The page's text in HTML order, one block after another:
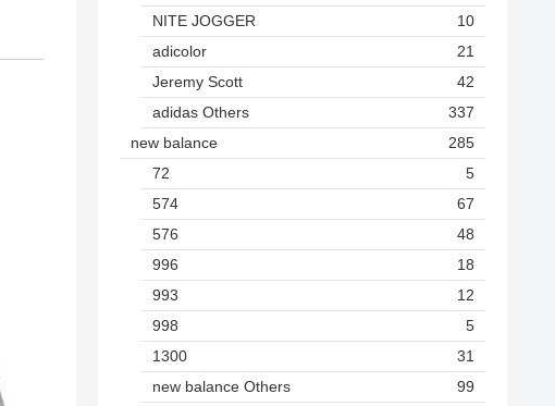
NITE JOGGER
10
adicolor
21
Jeremy Scott
42
adidas Others
337
new balance
285
72
5
574
67
576
48
996
18
993
12
998
5
1300
31
new balance Others
99